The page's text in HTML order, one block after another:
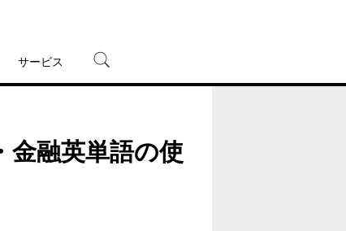
サービス
TSUTAYAプレミアムNEXT
融英単語の使